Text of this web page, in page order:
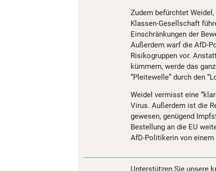
Zudem befürchtet
Klassen-Gesellschaft
Einschränkungen der
Außerdem warf die AfD-
Risikogruppen vor.
kümmern, werde das
“Pleitewelle” durch den
Weidel vermisst eine
Virus. Außerdem ist die
gewesen, genügend
Bestellung an die EU
AfD-Politikerin von einem
Unterstützen Sie unsere